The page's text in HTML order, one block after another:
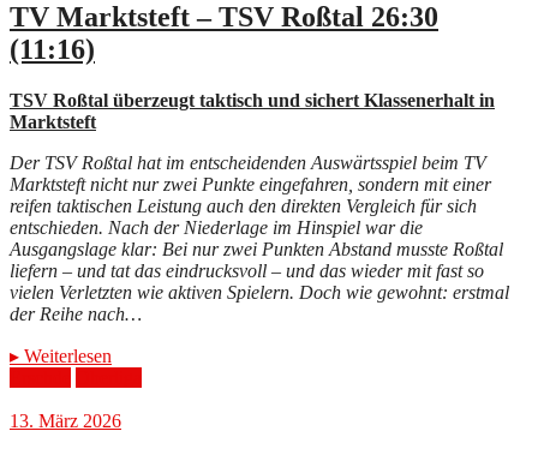
TV Marktsteft – TSV Roßtal 26:30
(11:16)
TSV Roßtal überzeugt taktisch und sichert Klassenerhalt in
Marktsteft
Der TSV Roßtal hat im entscheidenden Auswärtsspiel beim TV
Marktsteft nicht nur zwei Punkte eingefahren, sondern mit einer
reifen taktischen Leistung auch den direkten Vergleich für sich
entschieden. Nach der Niederlage im Hinspiel war die
Ausgangslage klar: Bei nur zwei Punkten Abstand musste Roßtal
liefern – und tat das eindrucksvoll – und das wieder mit fast so
vielen Verletzten wie aktiven Spielern. Doch wie gewohnt: erstmal
der Reihe nach…
▸ Weiterlesen
13. März 2026